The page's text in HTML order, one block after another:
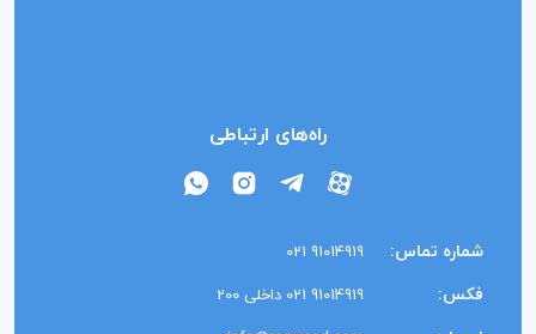
راه‌های ارتباطی
شماره تماس: 91014919 021
فکس: 91014919 021 داخلی 200